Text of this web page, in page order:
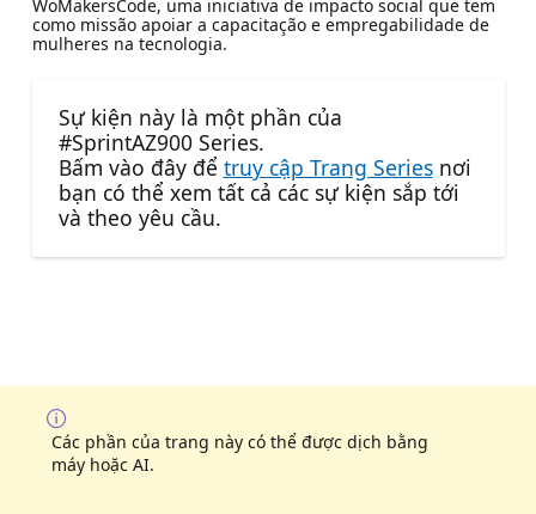
WoMakersCode, uma iniciativa de impacto social que tem
como missão apoiar a capacitação e empregabilidade de
mulheres na tecnologia.
Sự kiện này là một phần của
#SprintAZ900 Series.
Bấm vào đây để truy cập Trang Seriesnơi
bạn có thể xem tất cả các sự kiện sắp tới
và theo yêu cầu.
Các phần của trang này có thể được dịch bằng
máy hoặc AI.